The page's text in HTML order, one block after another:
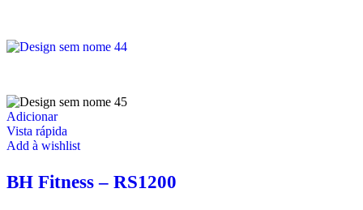
Adicionar
Vista rápida
Add à wishlist
BH Fitness – RS1200